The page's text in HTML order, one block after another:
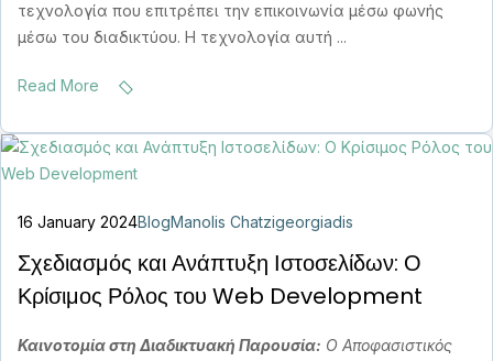
τεχνολογία που επιτρέπει την επικοινωνία μέσω φωνής
μέσω του διαδικτύου. Η τεχνολογία αυτή ...
Read More
Σχεδιασμός και Ανάπτυξη Ιστοσελίδων: Ο
Κρίσιμος Ρόλος του Web Development
16 January 2024BlogManolis Chatzigeorgiadis
Καινοτομία στη Διαδικτυακή Παρουσία: Ο Αποφασιστικός